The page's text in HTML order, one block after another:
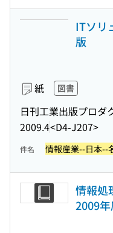
ITソリ
版
紙 図書
日刊工業出版プロダ
2009.4<D4-J207>
件名 情報産業--日本--
情報処
2009